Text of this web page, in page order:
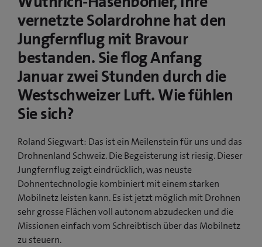
e
i
n
e
u
e
F
e
n
s
t
e
r
)
e
i
n
e
u
e
F
e
n
s
t
e
r
vernetzte Solardrohne hat den
Jungfernflug mit Bravour
bestanden. Sie flog Anfang
Januar zwei Stunden durch die
Westschweizer Luft. Wie fühlen
Sie sich?
Roland Siegwart: Das ist ein Meilenstein für uns und das
Drohnenland Schweiz. Die Begeisterung ist riesig. Dieser
Jungfernflug zeigt eindrücklich, was neuste
Dohnentechnologie kombiniert mit einem starken
Mobilnetz leisten kann. Es ist jetzt möglich mit Drohnen
sehr grosse Flächen voll autonom abzudecken und die
Missionen einfach vom Schreibtisch über das Mobilnetz
zu steuern.